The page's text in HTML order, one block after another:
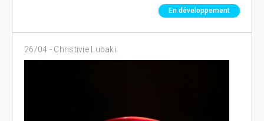
En développement
26/04 - Christivie Lubaki